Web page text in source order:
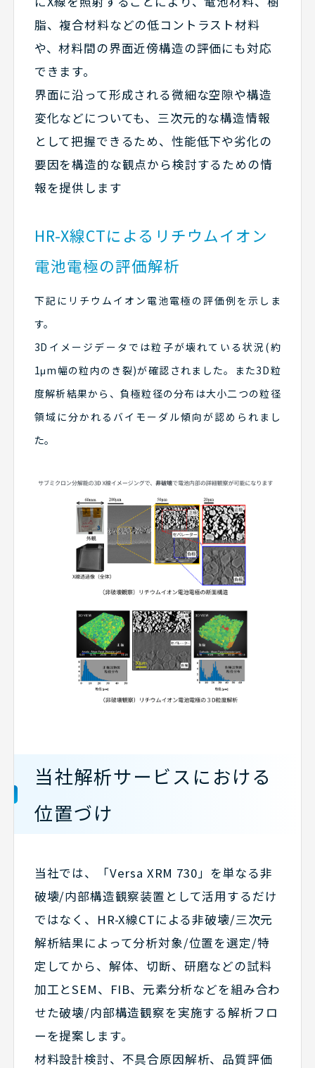
脂、複合材料などの低コントラスト材料
や、材料間の界面近傍構造の評価にも対応
できます。
界面に沿って形成される微細な空隙や構造
変化などについても、三次元的な構造情報
として把握できるため、性能低下や劣化の
要因を構造的な観点から検討するための情
報を提供します
HR-X線CTによるリチウムイオン
電池電極の評価解析
下記にリチウムイオン電池電極の評価例を示しま
す。
3Dイメージデータでは粒子が壊れている状況(約
1μm幅の粒内のき裂)が確認されました。また3D粒
度解析結果から、負極粒径の分布は大小二つの粒径
領域に分かれるバイモーダル傾向が認められまし
た。
当社解析サービスにおける
位置づけ
当社では、「Versa XRM 730」を単なる非
破壊/内部構造観察装置として活用するだけ
ではなく、HR-X線CTによる非破壊/三次元
解析結果によって分析対象/位置を選定/特
定してから、解体、切断、研磨などの試料
加工とSEM、FIB、元素分析などを組み合わ
せた破壊/内部構造観察を実施する解析フロ
ーを提案します。
材料設計検討、不具合原因解析、品質評価